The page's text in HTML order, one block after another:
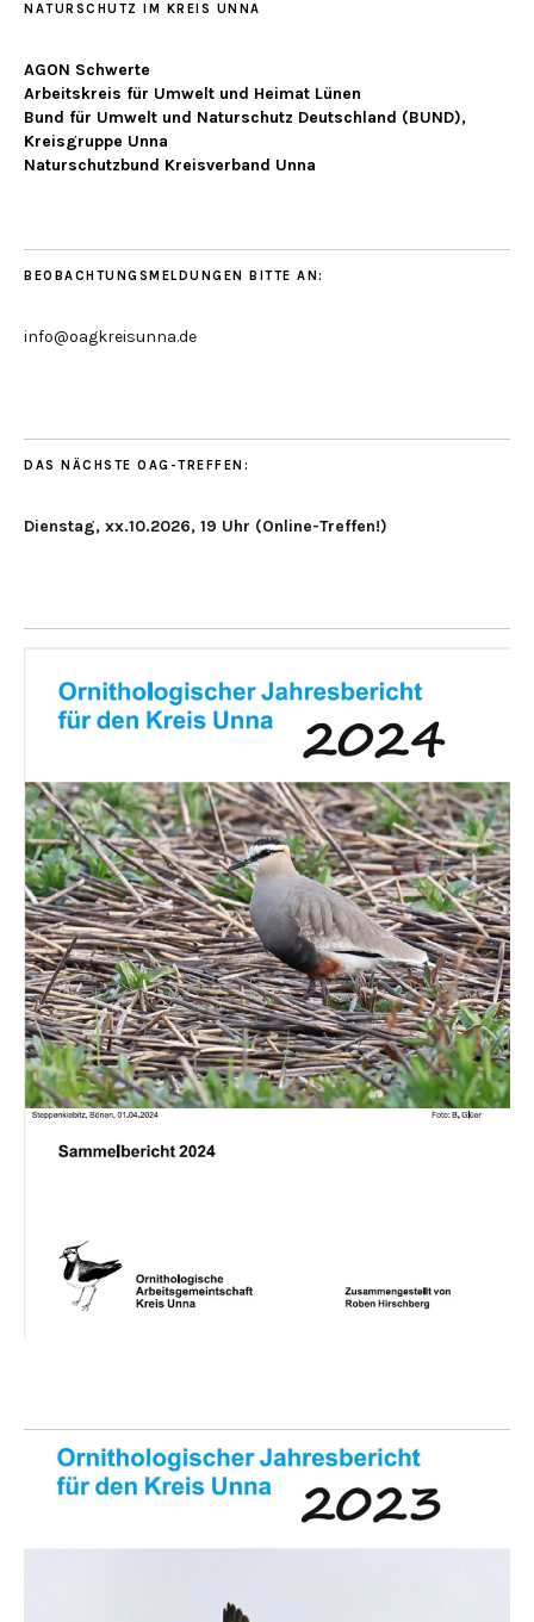
NATURSCHUTZ IM KREIS UNNA
AGON Schwerte
Arbeitskreis für Umwelt und Heimat Lünen
Bund für Umwelt und Naturschutz Deutschland (BUND),
Kreisgruppe Unna
Naturschutzbund Kreisverband Unna
BEOBACHTUNGSMELDUNGEN BITTE AN:
info@oagkreisunna.de
DAS NÄCHSTE OAG-TREFFEN:
Dienstag, xx.10.2026, 19 Uhr (Online-Treffen!)